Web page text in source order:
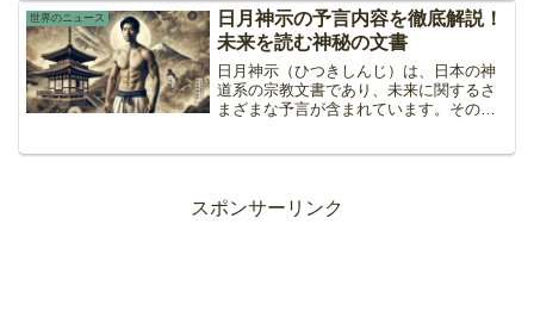
ある「般若心経」について調べてみまし
た。さらに、若者にも親し...
世界のニュース
日月神示の予言内容を徹底解説！
未来を読む神秘の文書
日月神示（ひつきしんじ）は、日本の神
道系の宗教文書であり、未来に関するさ
まざまな予言が含まれています。その内
スポンサーリンク